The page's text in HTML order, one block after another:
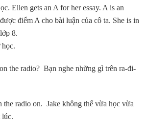
Ellen gets an A for her essay. A is an
điểm A cho bài luận của cô ta. She is in
8.
học.
the radio? Bạn nghe những gì trên ra-đi-
the radio on. Jake không thể vừa học vừa
lúc.